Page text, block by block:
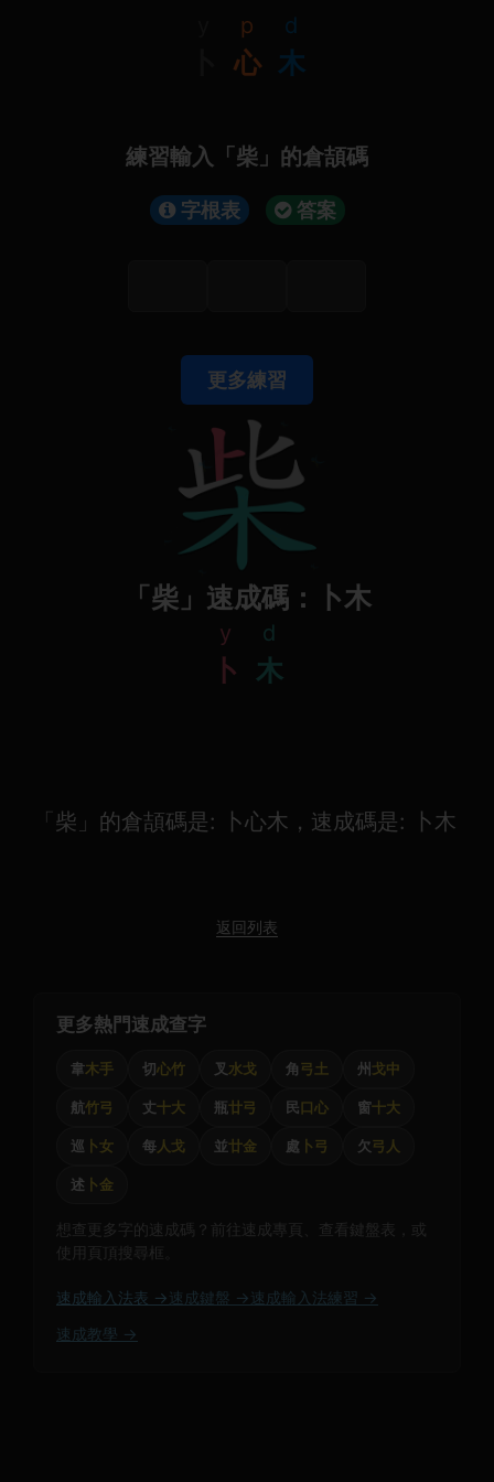
p
心
d
木
練習輸入「柴」的倉頡碼
字根表 答案
更多練習
「柴」速成碼：卜木
y
卜
d
木
「柴」的倉頡碼是: 卜心木，速成碼是: 卜木
返回列表
更多熱門速成查字
韋木手 切心竹 叉 水戈 角弓土 州 戈中
航竹弓 丈十大 瓶廿弓 民口心 窗十大
巡 卜女 每人戈 並廿金 處 卜弓 欠弓人
述 卜金
想查更多字的速成碼？前往速成專頁、查看鍵盤表，或
使用頁頂搜尋框。
速成輸入法表 → 速成鍵盤 → 速成輸入法練習 →
速成教學 →